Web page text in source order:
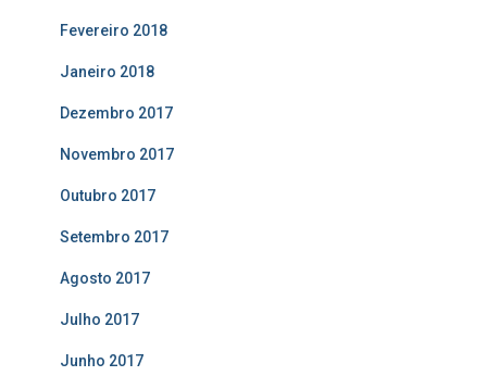
Fevereiro 2018
Janeiro 2018
Dezembro 2017
Novembro 2017
Outubro 2017
Setembro 2017
Agosto 2017
Julho 2017
Junho 2017